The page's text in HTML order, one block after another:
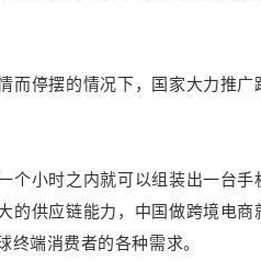
而停摆的情况下，国家大力推
个小时之内就可以组装出一台
的供应链能力，中国做跨境电
终端消费者的各种需求。